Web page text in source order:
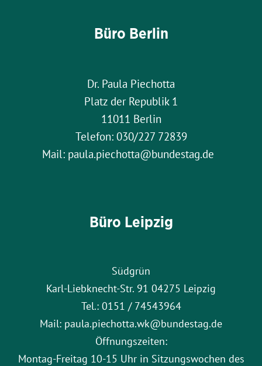
Büro Berlin
Dr. Paula Piechotta
Platz der Republik 1
11011 Berlin
Telefon: 030/227 72839
Mail: paula.piechotta@bundestag.de
Büro Leipzig
Südgrün
Karl-Liebknecht-Str. 91 04275 Leipzig
Tel.: 0151 / 74543964
Mail: paula.piechotta.wk@bundestag.de
Öffnungszeiten:
Montag-Freitag 10-15 Uhr in Sitzungswochen des